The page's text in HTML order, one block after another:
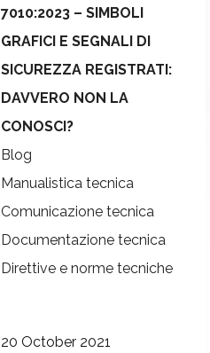
7010:2023 – SIMBOLI
GRAFICI E SEGNALI DI
SICUREZZA REGISTRATI:
DAVVERO NON LA
CONOSCI?
Blog
Manualistica tecnica
Comunicazione tecnica
Documentazione tecnica
Direttive e norme tecniche
20 October 2021